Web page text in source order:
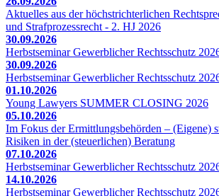
Aktuelles aus der höchstrichterlichen
und Strafprozessrecht - 2. HJ 2026
30.09.2026
Herbstseminar Gewerblicher Rechtsschutz
30.09.2026
Herbstseminar Gewerblicher Rechtsschutz
01.10.2026
Young Lawyers SUMMER CLOSING 2026
05.10.2026
Im Fokus der Ermittlungsbehörden – (Eigene)
Risiken in der (steuerlichen) Beratung
07.10.2026
Herbstseminar Gewerblicher Rechtsschutz
14.10.2026
Herbstseminar Gewerblicher Rechtsschutz